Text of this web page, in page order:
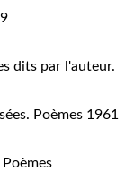
dits par l'auteur.
Poèmes 1961